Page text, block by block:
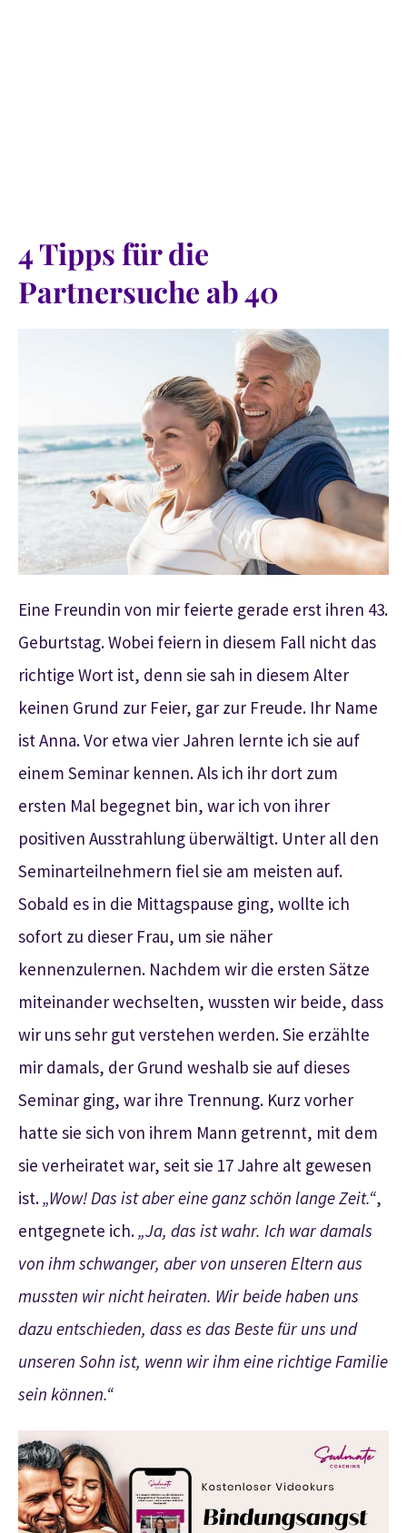
4 Tipps für die
Partnersuche ab 40
Eine Freundin von mir feierte gerade erst ihren 43.
Geburtstag. Wobei feiern in diesem Fall nicht das
richtige Wort ist, denn sie sah in diesem Alter
keinen Grund zur Feier, gar zur Freude. Ihr Name
ist Anna. Vor etwa vier Jahren lernte ich sie auf
einem Seminar kennen. Als ich ihr dort zum
ersten Mal begegnet bin, war ich von ihrer
positiven Ausstrahlung überwältigt. Unter all den
Seminarteilnehmern fiel sie am meisten auf.
Sobald es in die Mittagspause ging, wollte ich
sofort zu dieser Frau, um sie näher
kennenzulernen. Nachdem wir die ersten Sätze
miteinander wechselten, wussten wir beide, dass
wir uns sehr gut verstehen werden. Sie erzählte
mir damals, der Grund weshalb sie auf dieses
Seminar ging, war ihre Trennung. Kurz vorher
hatte sie sich von ihrem Mann getrennt, mit dem
sie verheiratet war, seit sie 17 Jahre alt gewesen
ist.„Wow! Das ist aber eine ganz schön lange Zeit.“,
entgegnete ich.„Ja, das ist wahr. Ich war damals
von ihm schwanger, aber von unseren Eltern aus
mussten wir nicht heiraten. Wir beide haben uns
dazu entschieden, dass es das Beste für uns und
unseren Sohn ist, wenn wir ihm eine richtige Familie
sein können.“